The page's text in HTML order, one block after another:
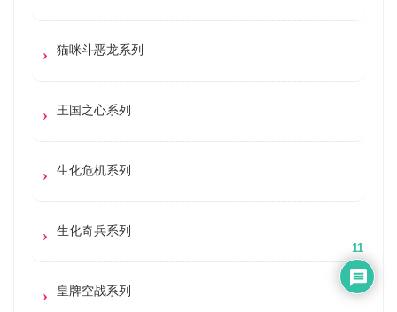
猫咪斗恶龙系列
王国之心系列
生化危机系列
生化奇兵系列
皇牌空战系列
11